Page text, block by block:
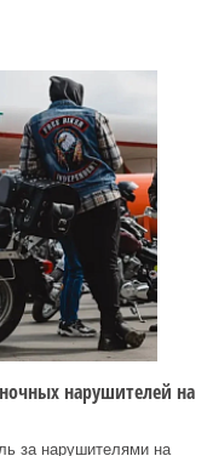
нарушителей на
за нарушителями на